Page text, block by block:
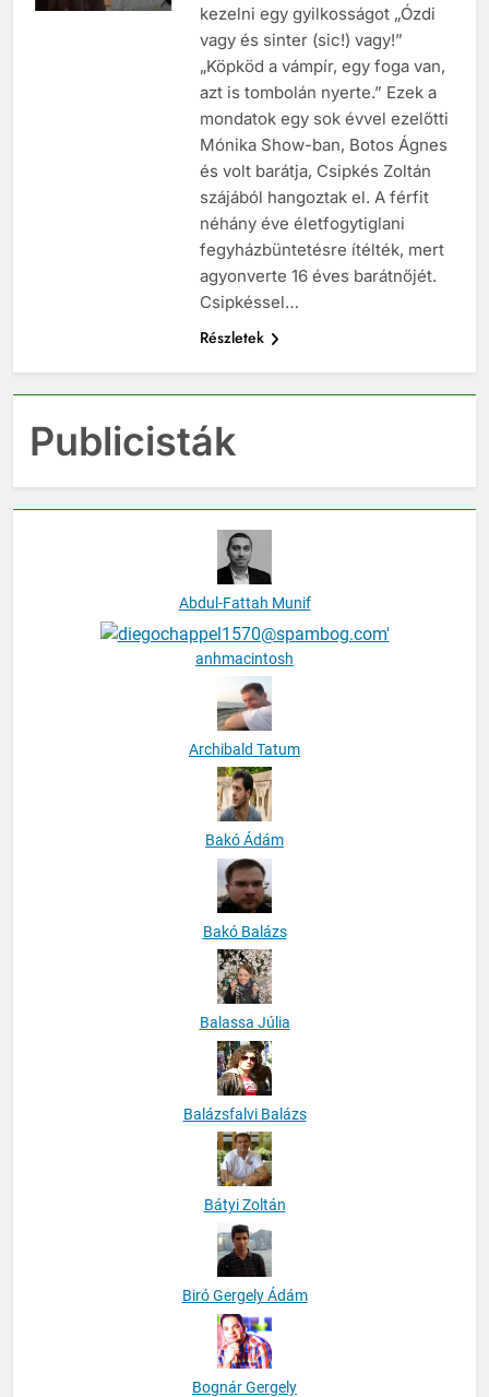
kezelni egy gyilkosságot „Ózdi
vagy és sinter (sic!) vagy!”
„Köpköd a vámpír, egy foga van,
azt is tombolán nyerte.” Ezek a
mondatok egy sok évvel ezelőtti
Mónika Show-ban, Botos Ágnes
és volt barátja, Csipkés Zoltán
szájából hangoztak el. A férfit
néhány éve életfogytiglani
fegyházbüntetésre ítélték, mert
agyonverte 16 éves barátnőjét.
Csipkéssel…
Részletek
Publicisták
Abdul-Fattah Munif
anhmacintosh
Archibald Tatum
Bakó Ádám
Bakó Balázs
Balassa Júlia
Balázsfalvi Balázs
Bátyi Zoltán
Biró Gergely Ádám
Bognár Gergely